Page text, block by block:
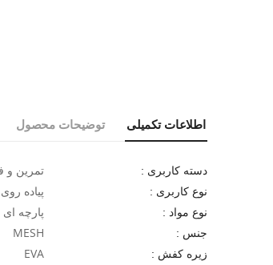
اطلاعات تکمیلی توضیحات محصول
دسته کاربری : تمرین و
نوع کاربری : پیاده روی
نوع مواد : پارچه ای
جنس : MESH
زیره کفش : EVA